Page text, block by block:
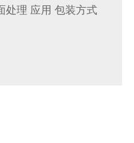
处理 应用 包装方式